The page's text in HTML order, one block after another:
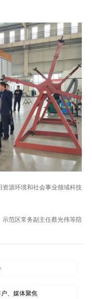
源环境和社会事业领域科技
范区常务副主任蔡光伟等陪
、媒体聚焦